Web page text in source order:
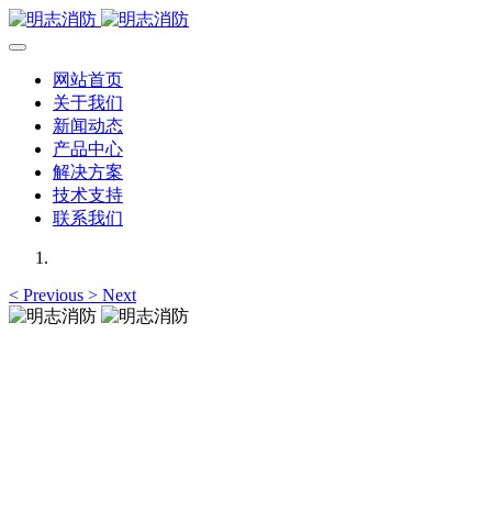
网站首页
关于我们
新闻动态
产品中心
解决方案
技术支持
联系我们
< Previous > Next